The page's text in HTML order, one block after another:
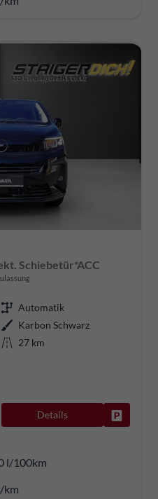
Schiebetür*ACC
Automatik
Karbon Schwarz
27 km
Details
l/100km
km